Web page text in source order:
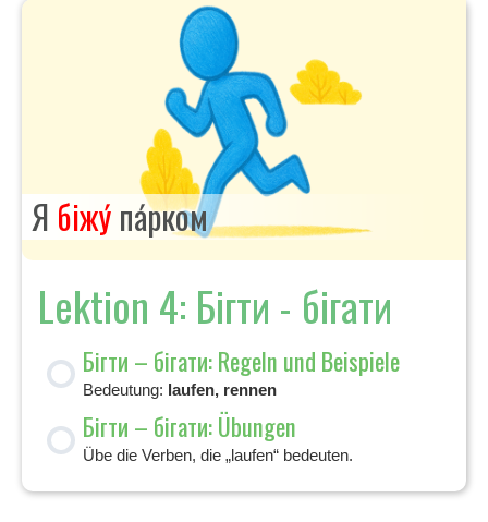
Я біжу́ па́рком
Lektion 4: Бігти - бігати
Бігти – бігати: Regeln und Beispiele
Bedeutung: laufen, rennen
Бігти – бігати: Übungen
Übe die Verben, die „laufen“ bedeuten.